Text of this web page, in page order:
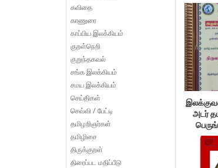
அடர்
கவிதை
காணுரை
காப்பிய இலக்கியம்
குறள்நெறி
குறுந்தகவல்
சங்க இலக்கியம்
சமய இலக்கியம்
செய்திகள்
செவ்வி / பேட்டி
தமிழறிஞர்கள்
தமிழிசை
திருக்குறள்
திரைப்பட மதிப்பீடு